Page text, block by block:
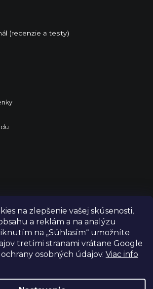
na zlepšenie vašej skúsenosti,
a reklám a na analýzu
na „Súhlasím“ umožníte
tretími stranami vrátane Google
osobných údajov. Viac info
(recenzie a testy)
FILM-TECHNIKA. Všetky práva vyhradené.
Upraviť nastavenie cookies